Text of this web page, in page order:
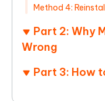
Method 4:
Part 2: Why
Wrong
Part 3: How